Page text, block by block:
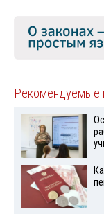
Рекомендуемые